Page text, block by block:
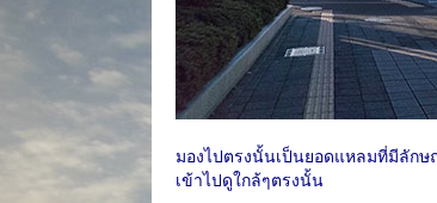
มองไปตรงนั้นเป็นยอดแหลมที่มีลัก
เข้าไปดูใกล้ๆตรงนั้น